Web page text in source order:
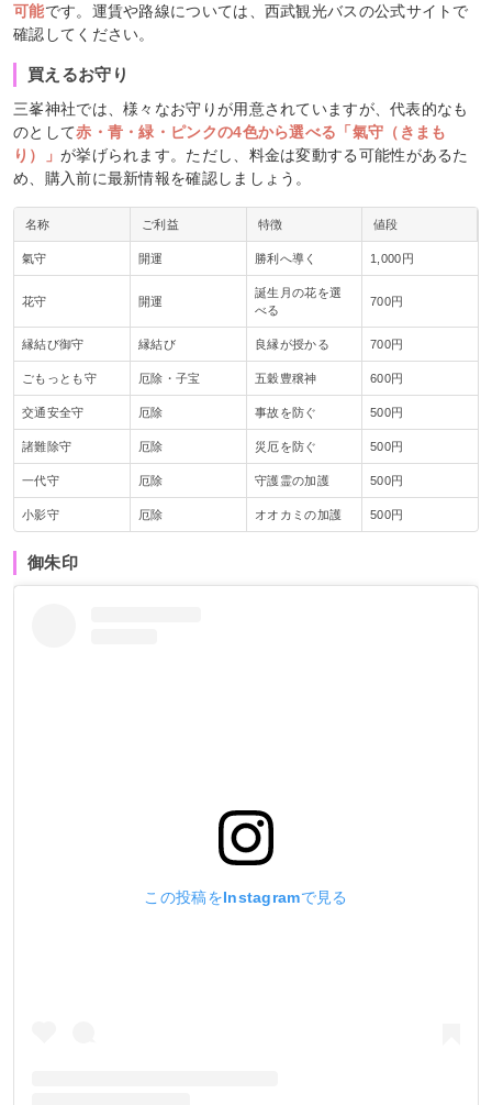
可能です。運賃や路線については、西武観光バスの公式サイトで
確認してください。
買えるお守り
三峯神社では、様々なお守りが用意されていますが、代表的なも
のとして赤・青・緑・ピンクの4色から選べる「氣守（きまも
り）」 が挙げられます。ただし、料金は変動する可能性があるた
め、購入前に最新情報を確認しましょう。
名称 ご利益 特徴 値段
氣守 開運 勝利へ導く 1,000円
花守 開運
誕生月の花を選
べる
700円
縁結び御守 縁結び 良縁が授かる 700円
ごもっとも守 厄除・子宝 五穀豊穣神 600円
交通安全守 厄除 事故を防ぐ 500円
諸難除守 厄除 災厄を防ぐ 500円
一代守 厄除 守護霊の加護 500円
小影守 厄除 オオカミの加護 500円
御朱印
この投稿をInstagramで見る